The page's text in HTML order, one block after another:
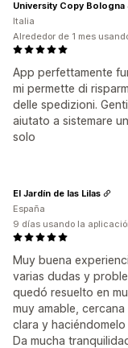
App perfettamente
mi permette di
delle spedizioni.
aiutato a sistemare
solo
University Copy Bologna
Italia
Alrededor de 1 mes
Muy buena
varias dudas y
quedó resuelto en
muy amable,
clara y haciéndomelo
Da mucha
El Jardín de las Lilas
España
9 días usando la